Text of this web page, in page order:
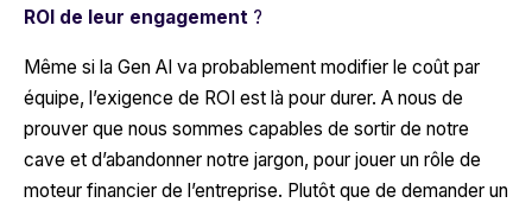
ROI de leur engagement ?
Même si la Gen AI va probablement modifier le coût par
équipe, l’exigence de ROI est là pour durer. A nous de
prouver que nous sommes capables de sortir de notre
cave et d’abandonner notre jargon, pour jouer un rôle de
moteur financier de l’entreprise. Plutôt que de demander un